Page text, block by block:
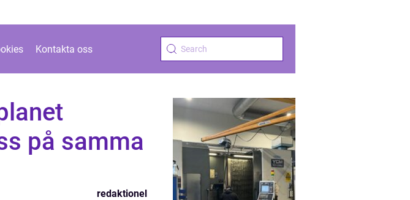
Kontakta oss
på samma
redaktionel